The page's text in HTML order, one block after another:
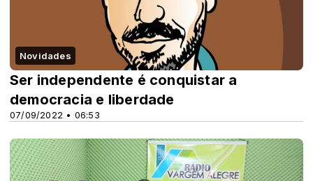
Novidades
07/09/2022 • 06:53
Ser independente é conquistar a
democracia e liberdade